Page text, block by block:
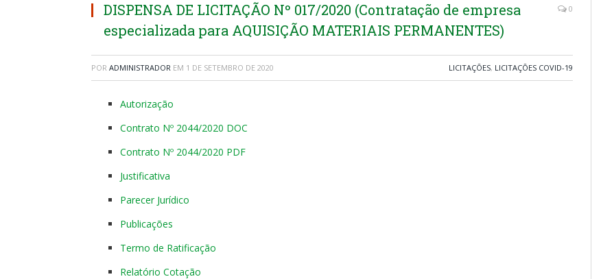
DISPENSA DE LICITAÇÃO Nº 017/2020 (Contratação de empresa
especializada para AQUISIÇÃO MATERIAIS PERMANENTES)
0
POR ADMINISTRADOR EM 1 DE SETEMBRO DE 2020 LICITAÇÕES, LICITAÇÕES COVID-19
Autorização
Contrato Nº 2044/2020 DOC
Contrato Nº 2044/2020 PDF
Justificativa
Parecer Jurídico
Publicações
Termo de Ratificação
Relatório Cotação